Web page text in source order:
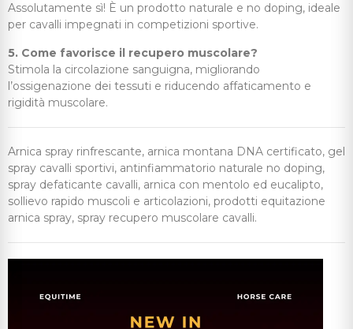
Assolutamente sì! È un prodotto naturale e no doping, ideale
per cavalli impegnati in competizioni sportive.
5. Come favorisce il recupero muscolare?
Stimola la circolazione sanguigna, migliorando
l’ossigenazione dei tessuti e riducendo affaticamento e
rigidità muscolare.
Arnica spray rinfrescante, arnica montana DNA certificato, gel
spray cavalli sportivi, antinfiammatorio naturale no doping,
spray defaticante cavalli, arnica con mentolo ed eucalipto,
sollievo rapido muscoli e articolazioni, prodotti equitazione
arnica spray, spray recupero muscolare cavalli.